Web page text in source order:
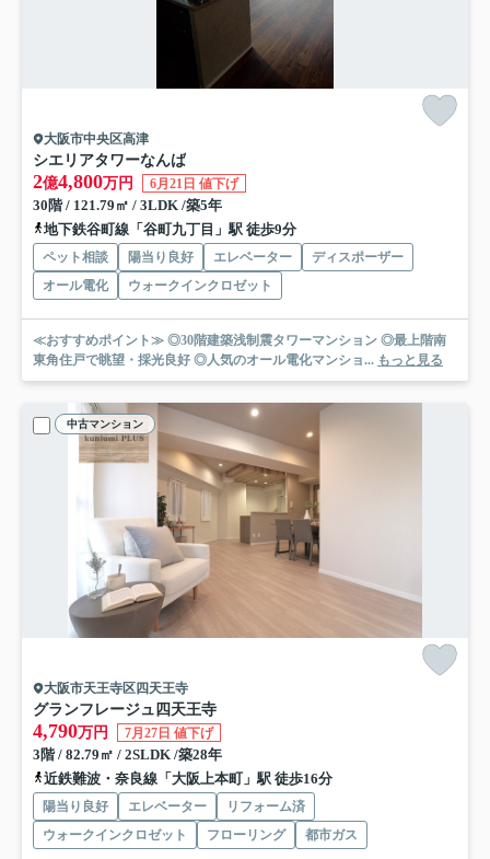
大阪市中央区高津
シエリアタワーなんば
2億4,800万円 6月21日 値下げ
30階 / 121.79㎡ / 3LDK /築5年
地下鉄谷町線「谷町九丁目」駅 徒歩9分
ペット相談 陽当り良好 エレベーター
ディスポーザー
オール電化
ウォークインクロゼット
≪おすすめポイント≫ ◎30階建築浅制震タワーマンション ◎最上階南
東角住戸で眺望・採光良好 ◎人気のオール電化マンショ... もっと見る
中古マンション
大阪市天王寺区四天王寺
グランフレージュ四天王寺
4,790万円 7月27日 値下げ
3階 / 82.79㎡ / 2SLDK /築28年
近鉄難波・奈良線「大阪上本町」駅 徒歩16分
陽当り良好 エレベーター
リフォーム済
ウォークインクロゼット
フローリング 都市ガス